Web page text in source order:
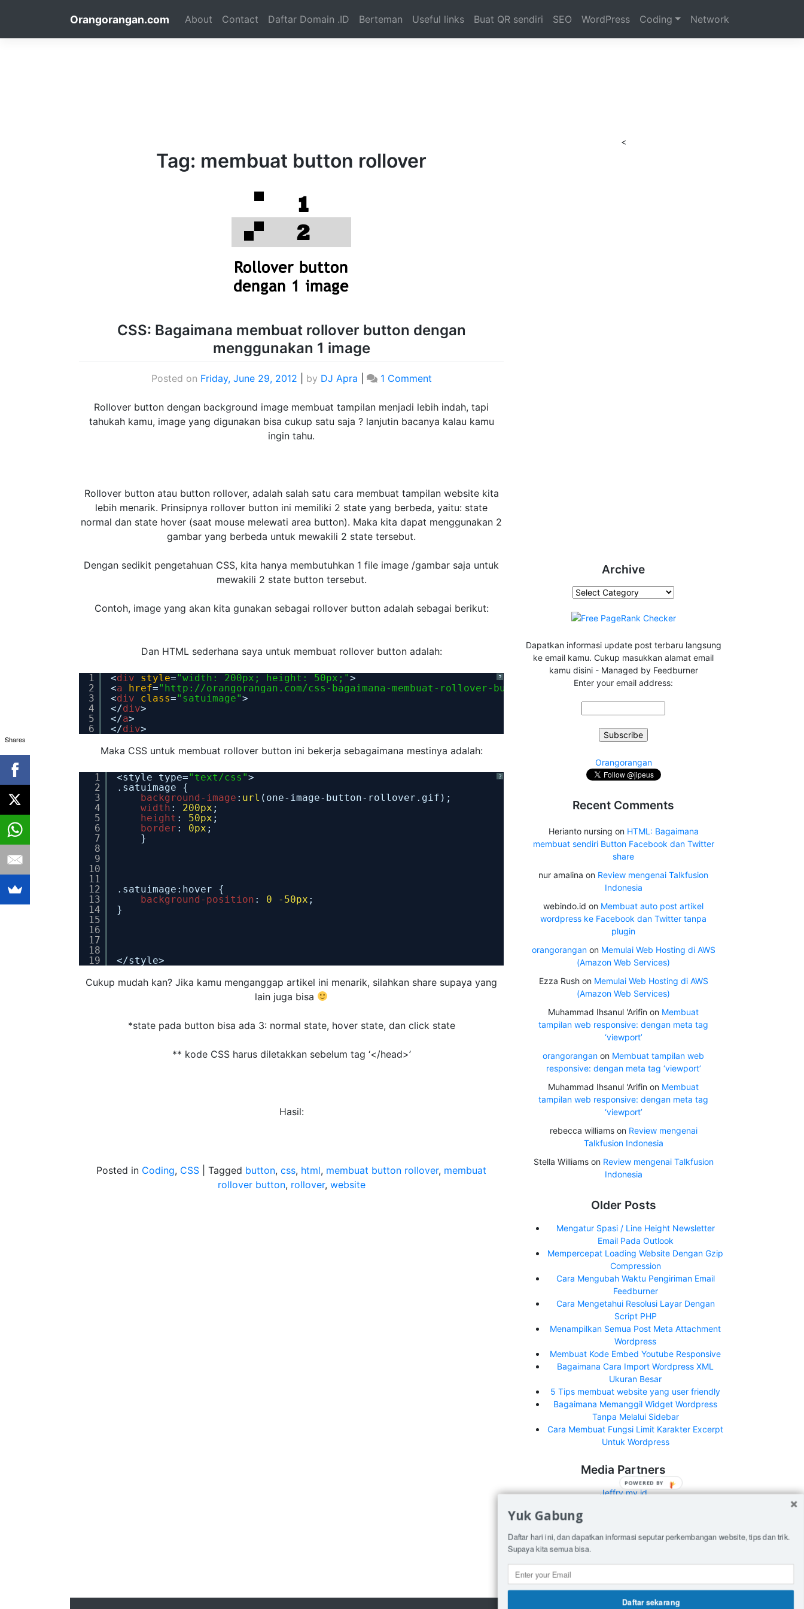
content
Orangorangan.com About Contact Daftar Domain .ID Berteman Useful links Buat QR sendiri SEO WordPress Coding Network
Tag: membuat button rollover
CSS: Bagaimana membuat rollover button dengan
menggunakan 1 image
Posted on Friday, June 29, 2012 by DJ Apra 1 Comment
Rollover button dengan background image membuat tampilan menjadi lebih indah, tapi
tahukah kamu, image yang digunakan bisa cukup satu saja ? lanjutin bacanya kalau kamu
ingin tahu.
Rollover button atau button rollover, adalah salah satu cara membuat tampilan website kita
lebih menarik. Prinsipnya rollover button ini memiliki 2 state yang berbeda, yaitu: state
normal dan state hover (saat mouse melewati area button). Maka kita dapat menggunakan 2
gambar yang berbeda untuk mewakili 2 state tersebut.
Dengan sedikit pengetahuan CSS, kita hanya membutuhkan 1 file image /gambar saja untuk
mewakili 2 state button tersebut.
Contoh, image yang akan kita gunakan sebagai rollover button adalah sebagai berikut:
Dan HTML sederhana saya untuk membuat rollover button adalah:
?
1
2
3
4
5
6
<div style="width: 200px; height: 50px;">
<a href="http://orangorangan.com/css-bagaimana-membuat-rollover-button-dengan-menggunakan-1-image"
<div class="satuimage">
</div>
</a>
</div>
Maka CSS untuk membuat rollover button ini bekerja sebagaimana mestinya adalah:
?
1
2
3
4
5
6
7
8
9
10
11
12
13
14
15
16
17
18
19
<style type="text/css">
.satuimage {
background-image : url (one-image-button-rollover.gif);
width : 200px ;
height : 50px ;
border : 0px ;
}
.satuimage:hover {
background-position : 0 -50px ;
}
</style>
Cukup mudah kan? Jika kamu menganggap artikel ini menarik, silahkan share supaya yang
lain juga bisa
*state pada button bisa ada 3: normal state, hover state, dan click state
** kode CSS harus diletakkan sebelum tag ‘</head>’
Hasil:
Posted in Coding, CSS Tagged button, css, html, membuat button rollover, membuat
rollover button, rollover, website
<
Archive
Archive
Dapatkan informasi update post terbaru langsung
ke email kamu. Cukup masukkan alamat email
kamu disini - Managed by Feedburner
Enter your email address:
Orangorangan
Recent Comments
Herianto nursing on HTML: Bagaimana
membuat sendiri Button Facebook dan Twitter
share
nur amalina on Review mengenai Talkfusion
Indonesia
webindo.id on Membuat auto post artikel
wordpress ke Facebook dan Twitter tanpa
plugin
orangoranganon Memulai Web Hosting di AWS
(Amazon Web Services)
Ezza Rushon Memulai Web Hosting di AWS
(Amazon Web Services)
Muhammad Ihsanul 'Arifin on Membuat
tampilan web responsive: dengan meta tag
‘viewport’
orangorangan on Membuat tampilan web
responsive: dengan meta tag ‘viewport’
Muhammad Ihsanul 'Arifin on Membuat
tampilan web responsive: dengan meta tag
‘viewport’
rebecca williamson Review mengenai
Talkfusion Indonesia
Stella Williamson Review mengenai Talkfusion
Indonesia
Older Posts
Mengatur Spasi / Line Height Newsletter
Email Pada Outlook
Mempercepat Loading Website Dengan Gzip
Compression
Cara Mengubah Waktu Pengiriman Email
Feedburner
Cara Mengetahui Resolusi Layar Dengan
Script PHP
Menampilkan Semua Post Meta Attachment
Wordpress
Membuat Kode Embed Youtube Responsive
Bagaimana Cara Import Wordpress XML
Ukuran Besar
5 Tips membuat website yang user friendly
Bagaimana Memanggil Widget Wordpress
Tanpa Melalui Sidebar
Cara Membuat Fungsi Limit Karakter Excerpt
Untuk Wordpress
Media Partners
Jeffry.my.id
What's New Indonesia
See all media partners here>
Shares
Yuk Gabung
Daftar hari ini, dan dapatkan informasi seputar perkembangan website, tips dan trik.
Supaya kita semua bisa.
Daftar sekarang
POWERED BY